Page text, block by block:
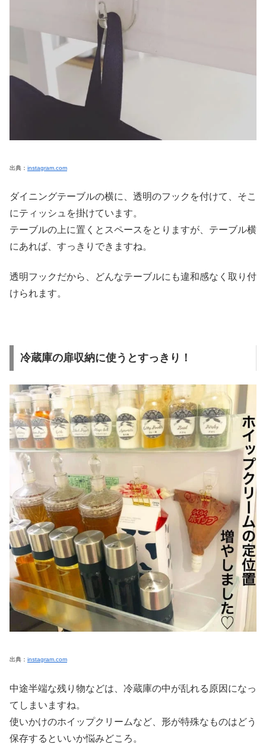
出典： instagram.com
ダイニングテーブルの横に、透明のフックを付けて、そこ
にティッシュを掛けています。
テーブルの上に置くとスペースをとりますが、テーブル横
にあれば、すっきりできますね。
透明フックだから、どんなテーブルにも違和感なく取り付
けられます。
冷蔵庫の扉収納に使うとすっきり！
出典： instagram.com
中途半端な残り物などは、冷蔵庫の中が乱れる原因になっ
てしまいますね。
使いかけのホイップクリームなど、形が特殊なものはどう
保存するといいか悩みどころ。